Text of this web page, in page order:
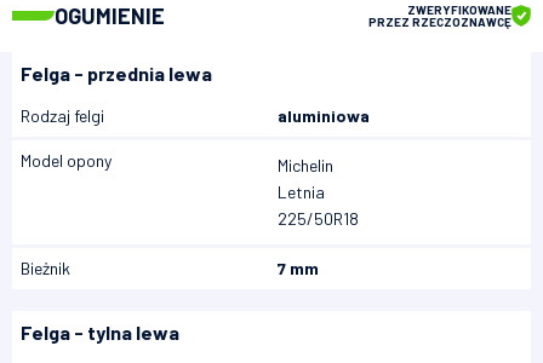
OGUMIENIE
ZWERYFIKOWANE
PRZEZ RZECZOZNAWCĘ
Felga - przednia lewa
Rodzaj felgi aluminiowa
Model opony
Michelin
Letnia
225/50R18
Bieżnik 7 mm
Felga - tylna lewa